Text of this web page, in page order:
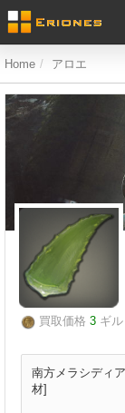
Home アロエ
買取価格 3 ギル
南方メラシディ
材]